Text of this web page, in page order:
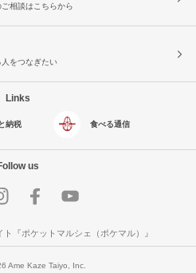
相談はこちらから
をつなぎたい
Links
納税 食べる通信
us
『ポケットマルシェ（ポケマル）』
Ame Kaze Taiyo, Inc.